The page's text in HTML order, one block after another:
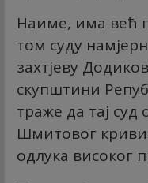
Наиме, има већ
том суду
захтјеву
скупштини
траже да тај суд
Шмитовог
одлука високог